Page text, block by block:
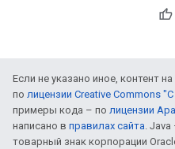
Если не указано иное, контент
по лицензии Creative Commons
примеры кода – по лицензии
написано в правилах сайта.
товарный знак корпорации